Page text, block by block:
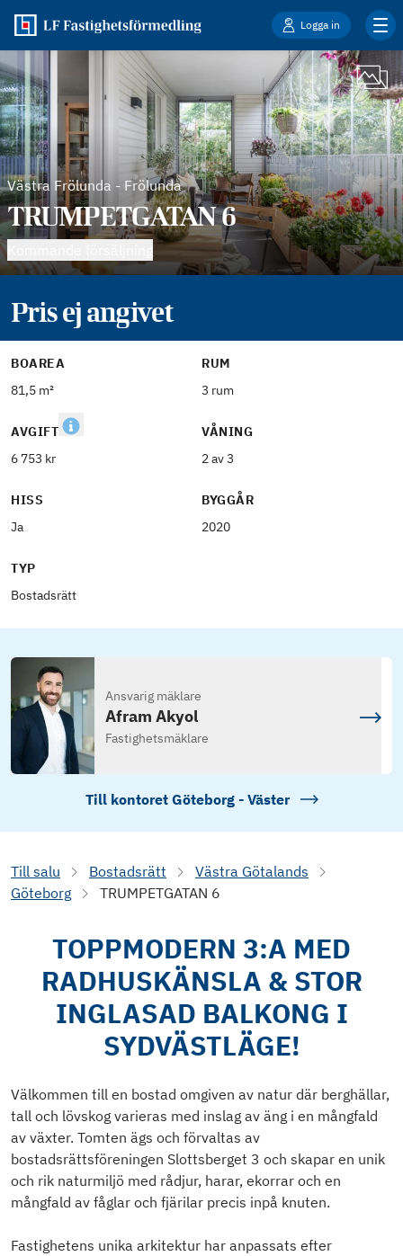
Logga in
Västra Frölunda - Frölunda
TRUMPETGATAN 6
Pris ej angivet
BOAREA
81,5 m²
RUM
3 rum
AVGIFT
6 753 kr
VÅNING
2 av 3
HISS
Ja
BYGGÅR
2020
TYP
Bostadsrätt
Ansvarig mäklare
Afram Akyol
Fastighetsmäklare
Till kontoret Göteborg - Väster
Till salu Bostadsrätt
Västra Götalands
Göteborg
TRUMPETGATAN 6
TOPPMODERN 3:A MED
RADHUSKÄNSLA & STOR
INGLASAD BALKONG I
SYDVÄSTLÄGE!
Välkommen till en bostad omgiven av natur där berghällar,
tall och lövskog varieras med inslag av äng i en mångfald
av växter. Tomten ägs och förvaltas av
bostadsrättsföreningen Slottsberget 3 och skapar en unik
och rik naturmiljö med rådjur, harar, ekorrar och en
mångfald av fåglar och fjärilar precis inpå knuten.
Fastighetens unika arkitektur har anpassats efter